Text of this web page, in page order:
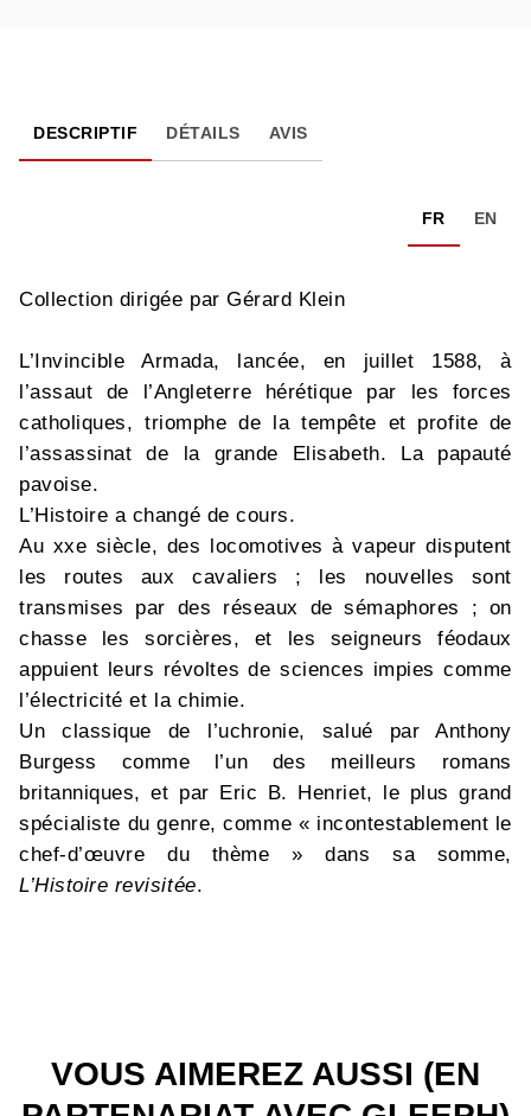
DESCRIPTIF DÉTAILS AVIS
FR EN
Collection dirigée par Gérard Klein
L’Invincible Armada, lancée, en juillet 1588, à
l’assaut de l’Angleterre hérétique par les forces
catholiques, triomphe de la tempête et profite de
l’assassinat de la grande Elisabeth. La papauté
pavoise.
L’Histoire a changé de cours.
Au xxe siècle, des locomotives à vapeur disputent
les routes aux cavaliers ; les nouvelles sont
transmises par des réseaux de sémaphores ; on
chasse les sorcières, et les seigneurs féodaux
appuient leurs révoltes de sciences impies comme
l’électricité et la chimie.
Un classique de l’uchronie, salué par Anthony
Burgess comme l’un des meilleurs romans
britanniques, et par Eric B. Henriet, le plus grand
spécialiste du genre, comme « incontestablement le
chef-d’œuvre du thème » dans sa somme,
L’Histoire revisitée.
VOUS AIMEREZ AUSSI (EN